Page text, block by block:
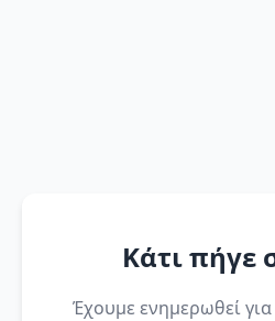
Κάτι πήγε
Έχουμε ενημερωθεί